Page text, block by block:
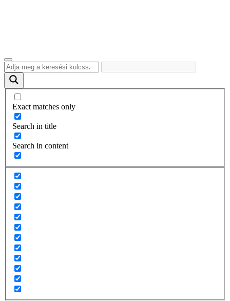
Exact matches only
Search in title
Search in content